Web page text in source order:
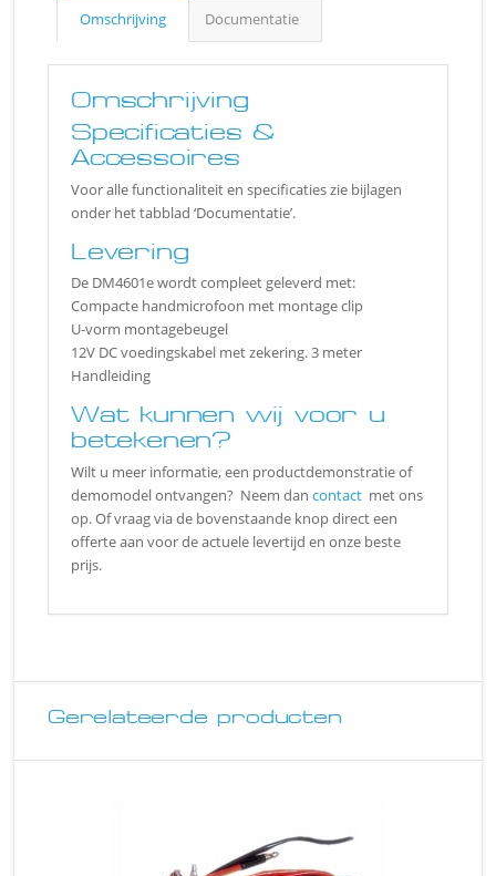
Omschrijving Documentatie
Omschrijving
Specificaties &
Accessoires
Voor alle functionaliteit en specificaties zie bijlagen
onder het tabblad ‘Documentatie’.
Levering
De DM4601e wordt compleet geleverd met:
Compacte handmicrofoon met montage clip
U-vorm montagebeugel
12V DC voedingskabel met zekering. 3 meter
Handleiding
Wat kunnen wij voor u
betekenen?
Wilt u meer informatie, een productdemonstratie of
demomodel ontvangen? Neem dan contact met ons
op. Of vraag via de bovenstaande knop direct een
offerte aan voor de actuele levertijd en onze beste
prijs.
Gerelateerde producten